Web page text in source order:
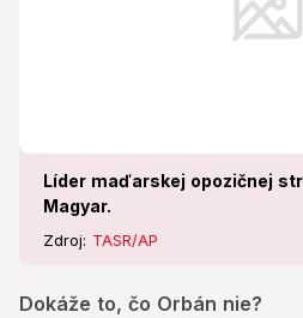
Líder maďarskej opozičnej
Magyar.
Zdroj: TASR/AP
Dokáže to, čo Orbán nie?